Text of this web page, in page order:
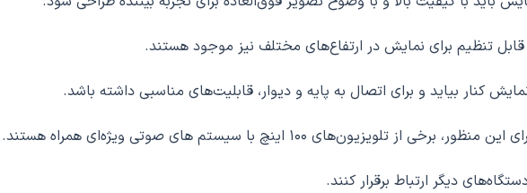
قابل تنظیم برای نمایش در ارتفاع‌های مختلف نیز موجود هستند.
100 اینچ با سیستم های صوتی ویژه‌ای همراه هستند.